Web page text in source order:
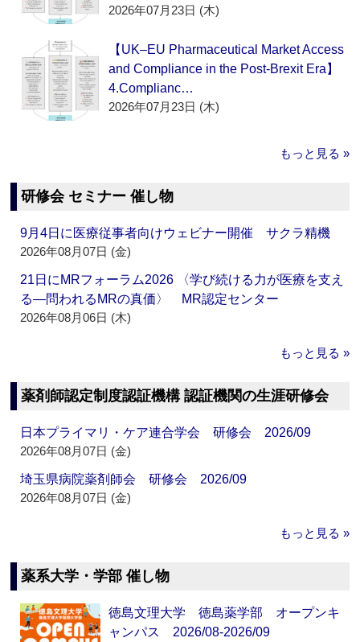
2026年07月23日 (木)
【UK–EU Pharmaceutical Market Access
and Compliance in the Post-Brexit Era】
4.Complianc…
2026年07月23日 (木)
もっと見る »
研修会 セミナー 催し物
9月4日に医療従事者向けウェビナー開催 サクラ精機
2026年08月07日 (金)
21日にMRフォーラム2026 〈学び続ける力が医療を支え
る―問われるMRの真価〉 MR認定センター
2026年08月06日 (木)
もっと見る »
薬剤師認定制度認証機構 認証機関の生涯研修会
日本プライマリ・ケア連合学会 研修会 2026/09
2026年08月07日 (金)
埼玉県病院薬剤師会 研修会 2026/09
2026年08月07日 (金)
もっと見る »
薬系大学・学部 催し物
徳島文理大学 徳島薬学部 オープンキ
ャンパス 2026/08-2026/09